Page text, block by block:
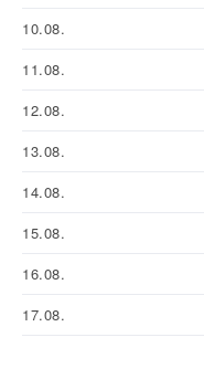
10.08.
11.08.
12.08.
13.08.
14.08.
15.08.
16.08.
17.08.